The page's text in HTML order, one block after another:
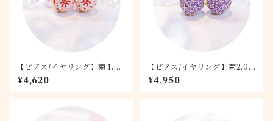
【ピアス/イヤリング】菊 1.5c
m 紅白
¥4,620
【ピアス/イヤリング】菊2.0c
mてまり 桔梗
¥4,950